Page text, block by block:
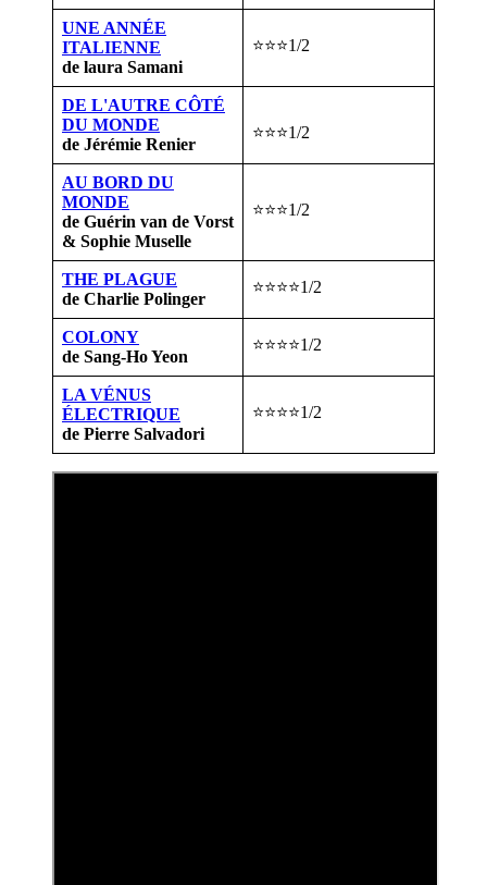
UNE ANNÉE
ITALIENNE
de laura Samani
⭐⭐⭐1/2
DE L'AUTRE CÔTÉ
DU MONDE
de Jérémie Renier
⭐⭐⭐1/2
AU BORD DU
MONDE
de Guérin van de Vorst
& Sophie Muselle
⭐⭐⭐1/2
THE PLAGUE
de Charlie Polinger
⭐⭐⭐⭐1/2
COLONY
de Sang-Ho Yeon
⭐⭐⭐⭐1/2
LA VÉNUS
ÉLECTRIQUE
de Pierre Salvadori
⭐⭐⭐⭐1/2